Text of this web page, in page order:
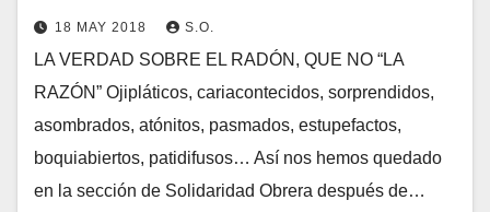
18 MAY 2018 S.O.
LA VERDAD SOBRE EL RADÓN, QUE NO “LA
RAZÓN” Ojipláticos, cariacontecidos, sorprendidos,
asombrados, atónitos, pasmados, estupefactos,
boquiabiertos, patidifusos… Así nos hemos quedado
en la sección de Solidaridad Obrera después de…